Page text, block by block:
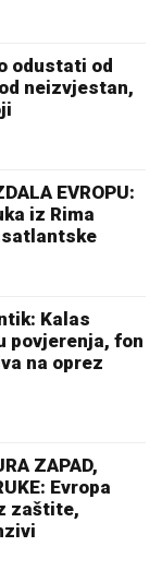
odustati od
neizvjestan,
EVROPU:
iz Rima
Kalas
povjerenja, fon
na oprez
ZAPAD,
Evropa
zaštite,